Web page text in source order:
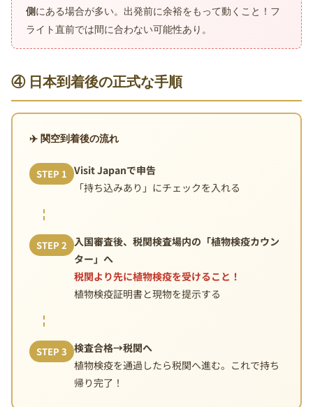
側にある場合が多い。出発前に余裕をもって動くこと！フ
ライト直前では間に合わない可能性あり。
④ 日本到着後の正式な手順
✈️ 関空到着後の流れ
STEP 1 Visit Japanで申告
「持ち込みあり」にチェックを入れる
STEP 2 入国審査後、税関検査場内の「植物検疫カウン
ター」へ
税関より先に植物検疫を受けること！
植物検疫証明書と現物を提示する
STEP 3 検査合格→税関へ
植物検疫を通過したら税関へ進む。これで持ち
帰り完了！